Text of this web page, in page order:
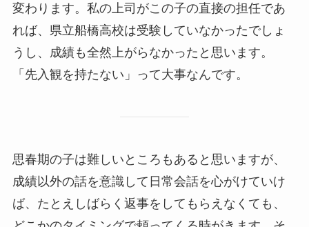
変わります。私の上司がこの子の直接の担任であ
れば、県立船橋高校は受験していなかったでしょ
うし、成績も全然上がらなかったと思います。
「先入観を持たない」って大事なんです。
思春期の子は難しいところもあると思いますが、
成績以外の話を意識して日常会話を心がけていけ
ば、たとえしばらく返事をしてもらえなくても、